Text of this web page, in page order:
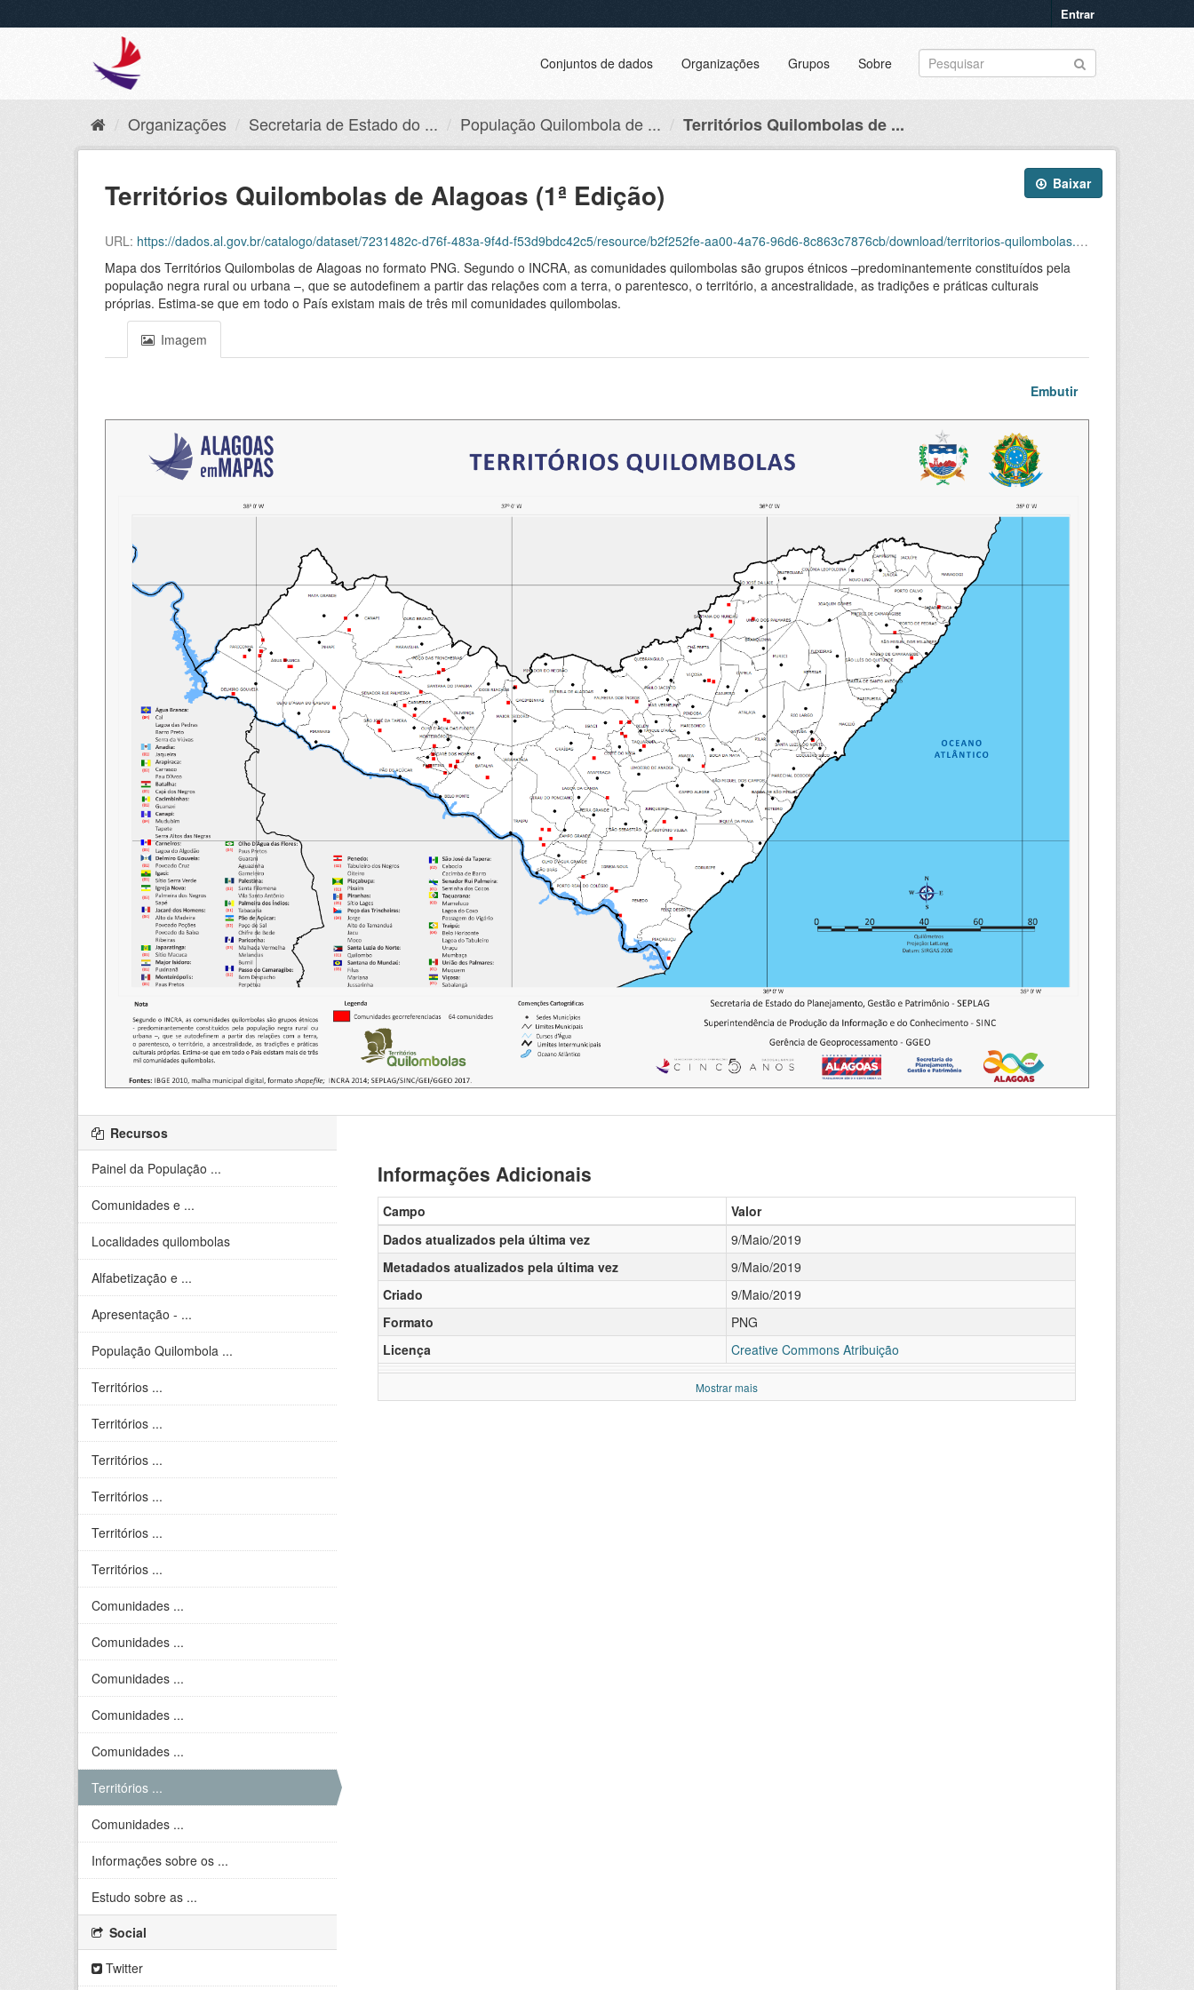
Entrar
Conjuntos de dados Organizações Grupos Sobre
Organizações Secretaria de Estado do ... População Quilombola de ... Territórios Quilombolas de ...
Baixar
Territórios Quilombolas de Alagoas (1ª Edição)
URL: https://dados.al.gov.br/catalogo/dataset/7231482c-d76f-483a-9f4d-f53d9bdc42c5/resource/b2f252fe-aa00-4a76-96d6-8c863c7876cb/download/territorios-quilombolas.png
Mapa dos Territórios Quilombolas de Alagoas no formato PNG. Segundo o INCRA, as comunidades quilombolas são grupos étnicos –predominantemente constituídos pela
população negra rural ou urbana –, que se autodefinem a partir das relações com a terra, o parentesco, o território, a ancestralidade, as tradições e práticas culturais
próprias. Estima-se que em todo o País existam mais de três mil comunidades quilombolas.
Imagem
Embutir
Recursos
Painel da População ...
Comunidades e ...
Localidades quilombolas
Alfabetização e ...
Apresentação - ...
População Quilombola ...
Territórios ...
Territórios ...
Territórios ...
Territórios ...
Territórios ...
Territórios ...
Comunidades ...
Comunidades ...
Comunidades ...
Comunidades ...
Comunidades ...
Territórios ...
Comunidades ...
Informações sobre os ...
Estudo sobre as ...
Social
Twitter
Informações Adicionais
Campo
Valor
Dados atualizados pela última vez
9/Maio/2019
Metadados atualizados pela última vez
9/Maio/2019
Criado
9/Maio/2019
Formato
PNG
Licença
Creative Commons Atribuição
Mostrar mais